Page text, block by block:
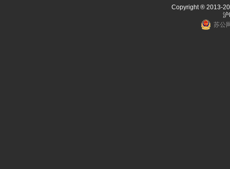
Copyright ® 2013-
苏公